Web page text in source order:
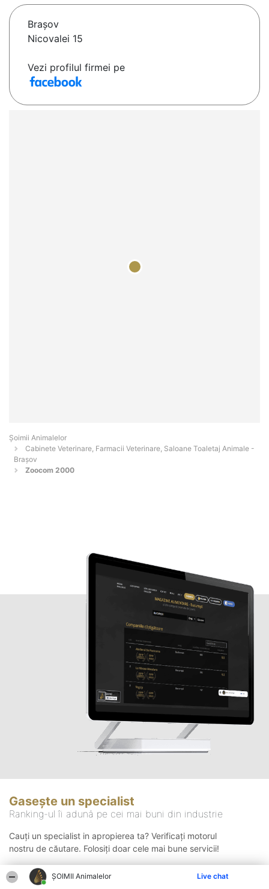
ŞOIMII Animalelor Live chat
Braşov
Nicovalei 15
Vezi profilul firmei pe
Şoimii Animalelor
Cabinete Veterinare, Farmacii Veterinare, Saloane Toaletaj Animale -
Braşov
Zoocom 2000
Gasește un specialist
Ranking-ul îi adună pe cei mai buni din industrie
Cauți un specialist in apropierea ta? Verificați motorul
nostru de căutare. Folosiți doar cele mai bune servicii!